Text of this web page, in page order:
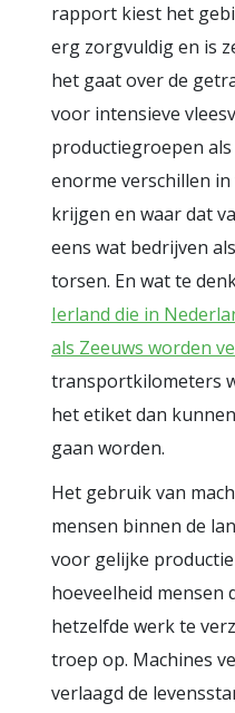
rapport kiest het
erg zorgvuldig en is
het gaat over de
voor intensieve
productiegroepen
enorme verschillen
krijgen en waar dat
eens wat bedrijven
torsen. En wat te
Ierland die in
als Zeeuws worden
transportkilometers
het etiket dan
gaan worden.
Het gebruik van
mensen binnen de
voor gelijke
hoeveelheid mensen
hetzelfde werk te
troep op. Machines
verlaagd de